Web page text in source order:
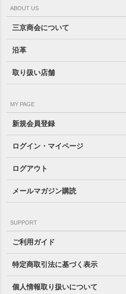
ABOUT US
三京商会について
沿革
取り扱い店舗
MY PAGE
新規会員登録
ログイン・マイページ
ログアウト
メールマガジン購読
SUPPORT
ご利用ガイド
特定商取引法に基づく表示
個人情報取り扱いについて